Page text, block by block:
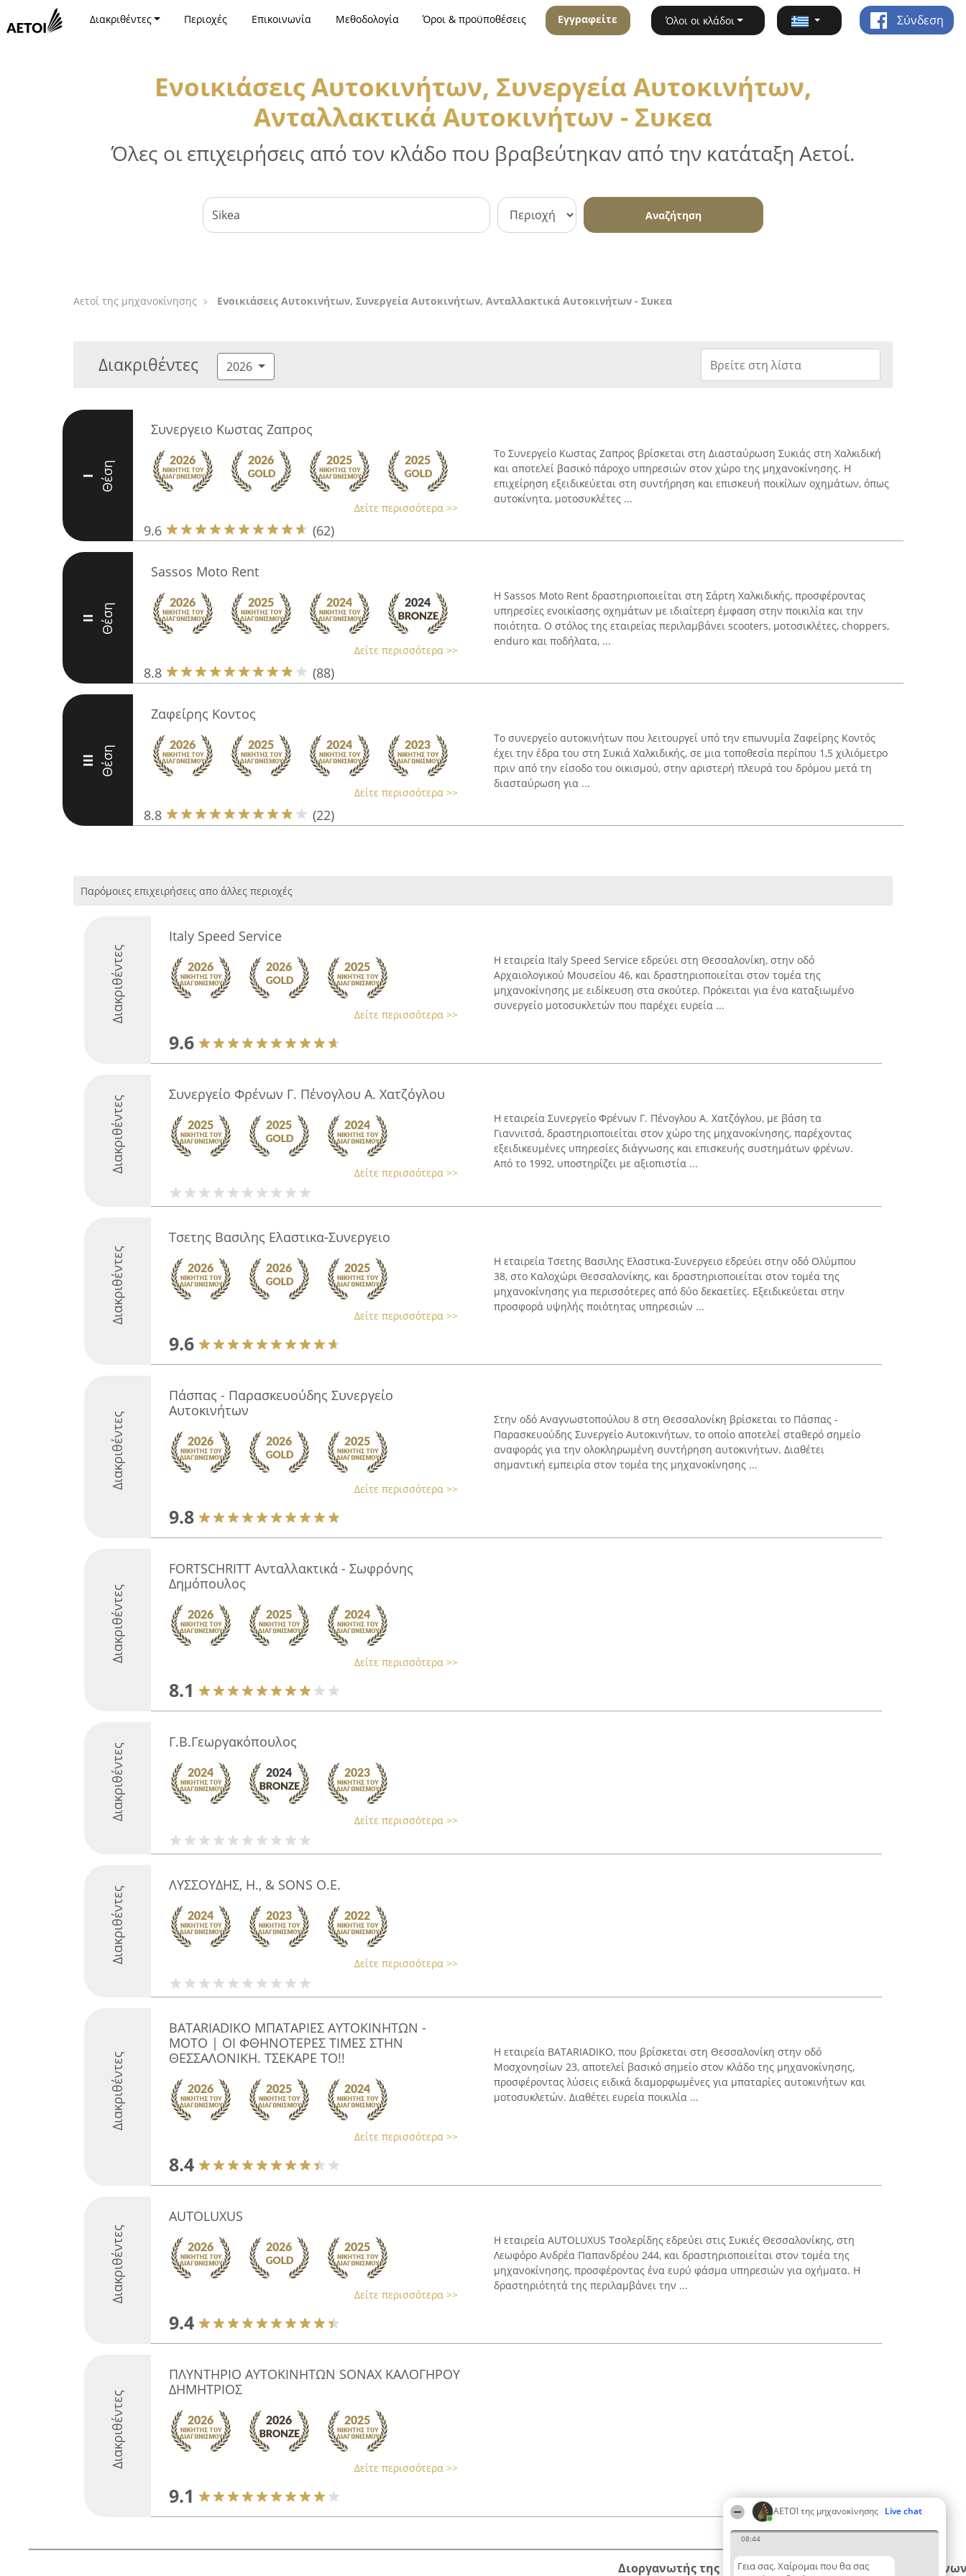
ΑΕΤΟΊ της μηχανοκίνησης Live chat
08:44
Γεια σας. Χαίρομαι που θα σας
Διακριθέντες Περιοχές Επικοινωνία Μεθοδολογία Όροι & προϋποθέσεις Εγγραφείτε Όλοι οι κλάδοι Σύνδεση
Ενοικιάσεις Αυτοκινήτων, Συνεργεία Αυτοκινήτων,
Ανταλλακτικά Αυτοκινήτων - Συκεα
Όλες οι επιχειρήσεις από τον κλάδο που βραβεύτηκαν από την κατάταξη Αετοί.
Αναζήτηση
Αετοί της μηχανοκίνησης Ενοικιάσεις Αυτοκινήτων, Συνεργεία Αυτοκινήτων, Ανταλλακτικά Αυτοκινήτων - Συκεα
Διακριθέντες 2026
I Θέση
Συνεργειο Κωστας Ζαπρος
Δείτε περισσότερα >>
9.6 (62)
Το Συνεργείο Κωστας Ζαπρος βρίσκεται στη Διασταύρωση Συκιάς στη Χαλκιδική
και αποτελεί βασικό πάροχο υπηρεσιών στον χώρο της μηχανοκίνησης. Η
επιχείρηση εξειδικεύεται στη συντήρηση και επισκευή ποικίλων οχημάτων, όπως
αυτοκίνητα, μοτοσυκλέτες ...
II Θέση
Sassos Moto Rent
Δείτε περισσότερα >>
8.8 (88)
Η Sassos Moto Rent δραστηριοποιείται στη Σάρτη Χαλκιδικής, προσφέροντας
υπηρεσίες ενοικίασης οχημάτων με ιδιαίτερη έμφαση στην ποικιλία και την
ποιότητα. Ο στόλος της εταιρείας περιλαμβάνει scooters, μοτοσικλέτες, choppers,
enduro και ποδήλατα, ...
III Θέση
Ζαφείρης Κοντος
Δείτε περισσότερα >>
8.8 (22)
Το συνεργείο αυτοκινήτων που λειτουργεί υπό την επωνυμία Ζαφείρης Κοντός
έχει την έδρα του στη Συκιά Χαλκιδικής, σε μια τοποθεσία περίπου 1,5 χιλιόμετρο
πριν από την είσοδο του οικισμού, στην αριστερή πλευρά του δρόμου μετά τη
διασταύρωση για ...
Παρόμοιες επιχειρήσεις απο άλλες περιοχές
Διακριθέντες
Italy Speed Service
Δείτε περισσότερα >>
9.6
Η εταιρεία Italy Speed Service εδρεύει στη Θεσσαλονίκη, στην οδό
Αρχαιολογικού Μουσείου 46, και δραστηριοποιείται στον τομέα της
μηχανοκίνησης με ειδίκευση στα σκούτερ. Πρόκειται για ένα καταξιωμένο
συνεργείο μοτοσυκλετών που παρέχει ευρεία ...
Διακριθέντες
Συνεργείο Φρένων Γ. Πένογλου Α. Χατζόγλου
Δείτε περισσότερα >>
Η εταιρεία Συνεργείο Φρένων Γ. Πένογλου Α. Χατζόγλου, με βάση τα
Γιαννιτσά, δραστηριοποιείται στον χώρο της μηχανοκίνησης, παρέχοντας
εξειδικευμένες υπηρεσίες διάγνωσης και επισκευής συστημάτων φρένων.
Από το 1992, υποστηρίζει με αξιοπιστία ...
Διακριθέντες
Τσετης Βασιλης Ελαστικα-Συνεργειο
Δείτε περισσότερα >>
9.6
Η εταιρεία Τσετης Βασιλης Ελαστικα-Συνεργειο εδρεύει στην οδό Ολύμπου
38, στο Καλοχώρι Θεσσαλονίκης, και δραστηριοποιείται στον τομέα της
μηχανοκίνησης για περισσότερες από δύο δεκαετίες. Εξειδικεύεται στην
προσφορά υψηλής ποιότητας υπηρεσιών ...
Διακριθέντες
Πάσπας - Παρασκευούδης Συνεργείο
Αυτοκινήτων
Δείτε περισσότερα >>
9.8
Στην οδό Αναγνωστοπούλου 8 στη Θεσσαλονίκη βρίσκεται το Πάσπας -
Παρασκευούδης Συνεργείο Αυτοκινήτων, το οποίο αποτελεί σταθερό σημείο
αναφοράς για την ολοκληρωμένη συντήρηση αυτοκινήτων. Διαθέτει
σημαντική εμπειρία στον τομέα της μηχανοκίνησης ...
Διακριθέντες
FORTSCHRITT Ανταλλακτικά - Σωφρόνης
Δημόπουλος
Δείτε περισσότερα >>
8.1
Διακριθέντες
Γ.Β.Γεωργακόπουλος
Δείτε περισσότερα >>
Διακριθέντες
ΛΥΣΣΟΥΔΗΣ, Η., & SONS O.E.
Δείτε περισσότερα >>
Διακριθέντες
BATARIADIKO ΜΠΑΤΑΡΙΕΣ ΑΥΤΟΚΙΝΗΤΩΝ -
ΜΟΤΟ | ΟΙ ΦΘΗΝΟΤΕΡΕΣ ΤΙΜΕΣ ΣΤΗΝ
ΘΕΣΣΑΛΟΝΙΚΗ. ΤΣΕΚΑΡΕ ΤΟ!!
Δείτε περισσότερα >>
8.4
Η εταιρεία BATARIADIKO, που βρίσκεται στη Θεσσαλονίκη στην οδό
Μοσχονησίων 23, αποτελεί βασικό σημείο στον κλάδο της μηχανοκίνησης,
προσφέροντας λύσεις ειδικά διαμορφωμένες για μπαταρίες αυτοκινήτων και
μοτοσυκλετών. Διαθέτει ευρεία ποικιλία ...
Διακριθέντες
AUTOLUXUS
Δείτε περισσότερα >>
9.4
Η εταιρεία AUTOLUXUS Τσολερίδης εδρεύει στις Συκιές Θεσσαλονίκης, στη
Λεωφόρο Ανδρέα Παπανδρέου 244, και δραστηριοποιείται στον τομέα της
μηχανοκίνησης, προσφέροντας ένα ευρύ φάσμα υπηρεσιών για οχήματα. Η
δραστηριότητά της περιλαμβάνει την ...
Διακριθέντες
ΠΛΥΝΤΗΡΙΟ ΑΥΤΟΚΙΝΗΤΩΝ SONAX ΚΑΛΟΓΗΡΟΥ
ΔΗΜΗΤΡΙΟΣ
Δείτε περισσότερα >>
9.1
Διοργανωτής της κατάταξης Κατάταξη